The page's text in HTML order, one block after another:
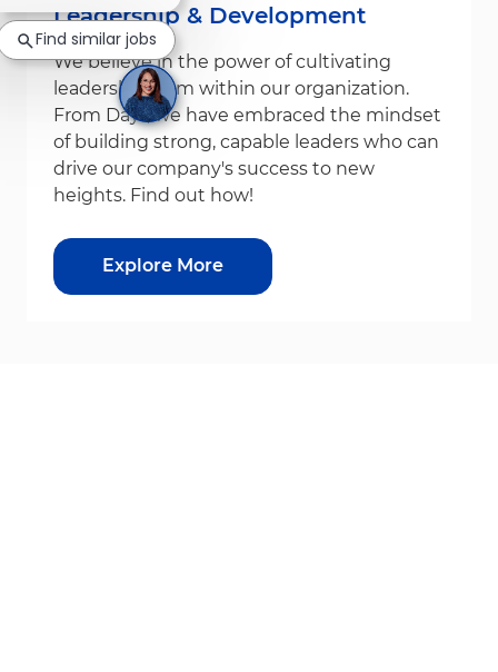
Leadership & Development
We believe in the power of cultivating
leadership from within our organization.
From Day1, we have embraced the mindset
of building strong, capable leaders who can
drive our company's success to new
heights. Find out how!
Explore More
Find similar jobs